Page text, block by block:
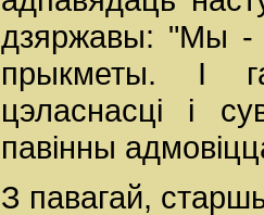
дзяржавы: "Мы -
прыкметы. I
цэласнасці і
павінны
З павагай,